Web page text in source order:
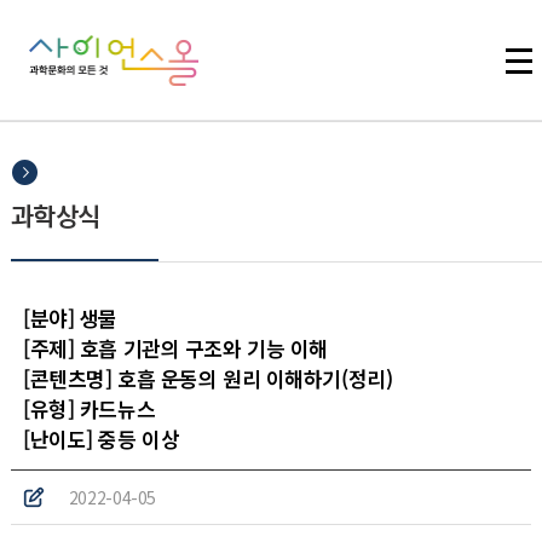
과학상식
[분야] 생물
[주제] 호흡 기관의 구조와 기능 이해
[콘텐츠명] 호흡 운동의 원리 이해하기(정리)
[유형] 카드뉴스
[난이도] 중등 이상
2022-04-05